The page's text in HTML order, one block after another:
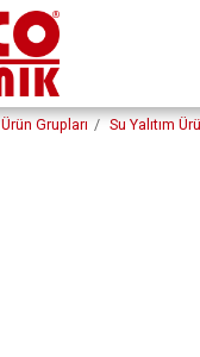
Ürün Grupları Su Yalıtım